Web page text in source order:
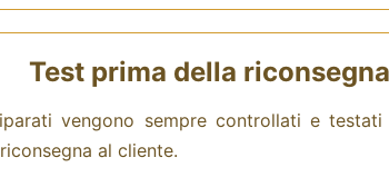
Test prima della riconsegna
vengono sempre controllati e testati
al cliente.